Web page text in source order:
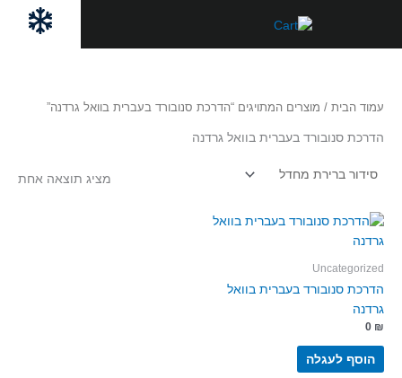
עמוד הבית / מוצרים המתויגים “הדרכת סנובורד בעברית בוואל גרדנה”
הדרכת סנובורד בעברית בוואל גרדנה
מציג תוצאה אחת
Uncategorized
הדרכת סנובורד בעברית בוואל
גרדנה
0 ₪
הוסף לעגלה